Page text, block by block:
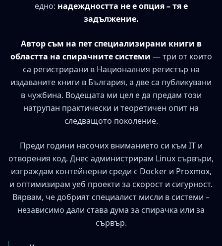
едно: надеждността не е опция – тя е
задължение.
Автор съм на пет специализирани книги в
областта на спирачните системи — три от които
са регистрирани в Националния регистър на
издаваните книги в България, а две са публикувани
в чужбина. Водещата ми цел е да предам този
натрупан практически и теоретичен опит на
следващото поколение.
Преди години насочих вниманието си към IT и
отворения код. Днес администрирам Linux сървъри,
изграждам контейнерни среди с Docker и Proxmox,
и оптимизирам уеб проекти за скорост и сигурност.
Вярвам, че добрият специалист мисли в системи –
независимо дали става дума за спирачка или за
сървър.